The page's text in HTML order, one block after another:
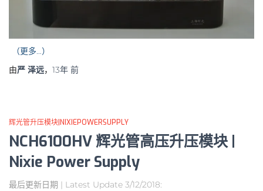
（更多…）
由严 泽远， 13年 前
辉光管升压模块|NIXIEPOWERSUPPLY
NCH6100HV 辉光管高压升压模块 |
Nixie Power Supply
最后更新日期 | Latest Update 3/12/2018: